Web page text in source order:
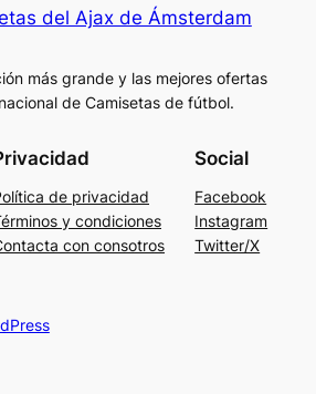
del Ajax de Ámsterdam
más grande y las mejores ofertas
de Camisetas de fútbol.
de privacidad
y condiciones
con consotros
Social
Facebook
Instagram
Twitter/X